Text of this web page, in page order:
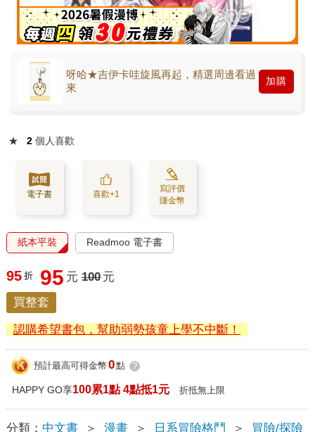
呀哈★吉伊卡哇旋風再起，精選周邊看過
來
加購
★ 2 個人喜歡
電子書 喜歡+1
寫評價
賺金幣
紙本平裝 Readmoo 電子書
95 折 95 元 100 元
買整套
認購希望書包，幫助弱勢孩童上學不中斷！
預計最高可得金幣 0點 ?
HAPPY GO享100累1點 4點抵1元 折抵無上限
分類： 中文書 ＞ 漫畫 ＞ 日系冒險格鬥 ＞ 冒險/探險